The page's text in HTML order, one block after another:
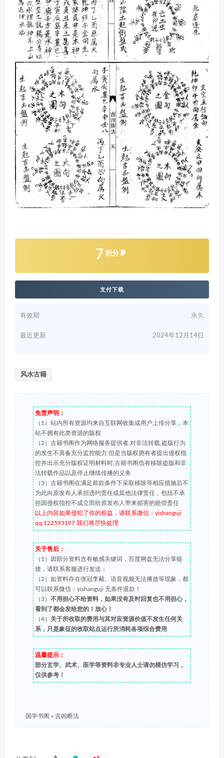
7 积分
支付下载
有效期 永久
最近更新 2024年12月14日
风水古籍
免责声明：
（1）站内所有资源均来自互联网收集或用户上传分享，本
站不拥有此类资源的版权
（2）古籍书阁作为网络服务提供者,对非法转载,盗版行为
的发生不具备充分监控能力.但是当版权拥有者提出侵权指
控并出示充分版权证明材料时,古籍书阁负有移除盗版和非
法转载作品以及停止继续传播的义务
（3）古籍书阁在满足前款条件下采取移除等相应措施后不
为此向原发布人承担违约责任或其他法律责任，包括不承
担因侵权指控不成立而给原发布人带来损害的赔偿责任
以上内容如果侵犯了你的权益，请联系微信：yishanguji
qq:122593197 我们将尽快处理
关于售后：
（1）因部分资料含有敏感关键词，百度网盘无法分享链
接，请联系客服进行发送；
（2）如资料存在张冠李戴、语音视频无法播放等现象，都
可以联系微信：yishanguji 无条件退款！
（3） 不用担心不给资料，如果没有及时回复也不用担心，
看到了都会发给您的！放心！
（4） 关于所收取的费用与其对应资源价值不发生任何关
系，只是象征的收取站点运行所消耗各项综合费用
温馨提示：
部分玄学、武术、医学等资料非专业人士请勿模仿学习，
仅供参考！
国学书阁 » 吉凶断法